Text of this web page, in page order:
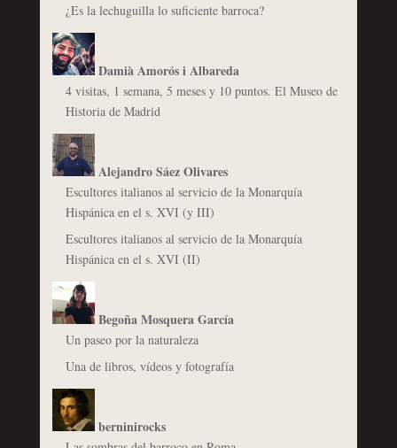
¿Es la lechuguilla lo suficiente barroca?
Damià Amorós i Albareda
4 visitas, 1 semana, 5 meses y 10 puntos. El Museo de
Historia de Madrid
Alejandro Sáez Olivares
Escultores italianos al servicio de la Monarquía
Hispánica en el s. XVI (y III)
Escultores italianos al servicio de la Monarquía
Hispánica en el s. XVI (II)
Begoña Mosquera García
Un paseo por la naturaleza
Una de libros, vídeos y fotografía
berninirocks